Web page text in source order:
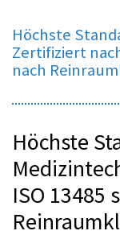
Höchste
Zertifiziert
nach
Höchste
ISO 13485